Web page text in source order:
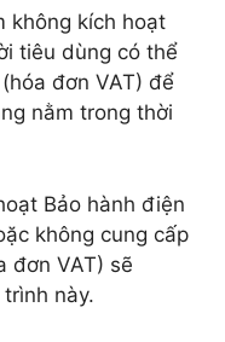
không kích hoạt
tiêu dùng có thể
đơn VAT) để
nằm trong thời
Bảo hành điện
không cung cấp
đơn VAT) sẽ
này.